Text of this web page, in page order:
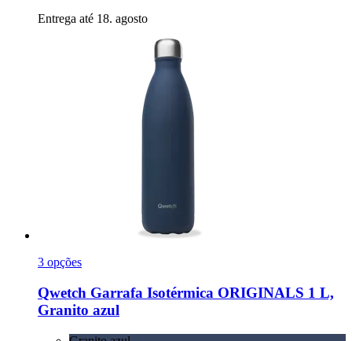
Entrega até 18. agosto
3 opções
Qwetch Garrafa Isotérmica ORIGINALS 1 L,
Granito azul